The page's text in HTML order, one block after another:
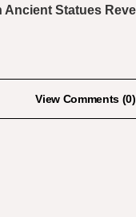
View Comments (0)